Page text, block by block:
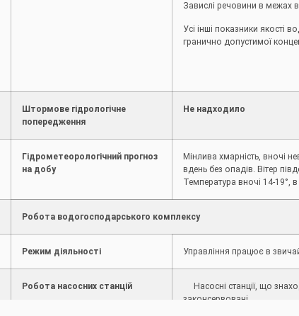
Завислі речовини в межах
Усі інші показники якості
гранично допустимої
Штормове гідрологічне
попередження
Не надходило
Гідрометеорологічний прогноз
на добу
Мінлива хмарність, вночі
вдень без опадів. Вітер
Температура вночі 14-19°,
Робота водогосподарського комплексу
Режим діяльності Управління працює в
Робота насосних станцій
Насосні станції, що
законсервовані.